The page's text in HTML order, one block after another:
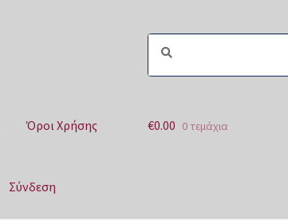
Όροι Χρήσης
Σύνδεση
€0.00 0 τεμάχια